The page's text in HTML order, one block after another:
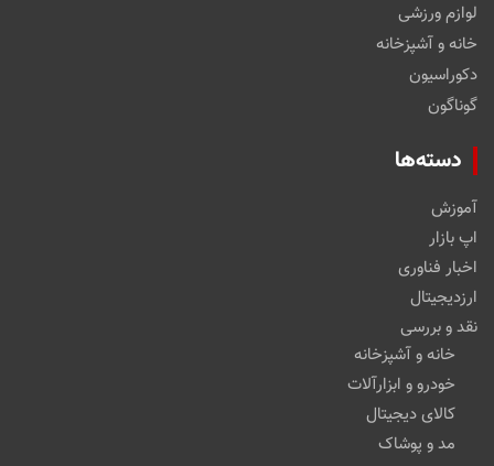
لوازم ورزشی
خانه و آشپزخانه
دکوراسیون
گوناگون
دسته‌ها
آموزش
اپ بازار
اخبار فناوری
ارزدیجیتال
نقد و بررسی
خانه و آشپزخانه
خودرو و ابزارآلات
کالای دیجیتال
مد و پوشاک